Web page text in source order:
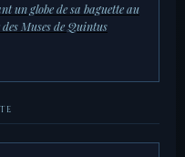
un globe de sa baguette au
Muses de Quintus